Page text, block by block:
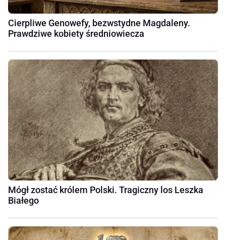
Cierpliwe Genowefy, bezwstydne Magdaleny.
Prawdziwe kobiety średniowiecza
Mógł zostać królem Polski. Tragiczny los Leszka
Białego